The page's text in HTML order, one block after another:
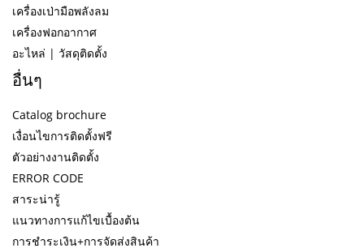
เครื่องเป่ามือพลังลม
เครื่องฟอกอากาศ
อะไหล่ | วัสดุติดตั้ง
อื่นๆ
Catalog brochure
เงื่อนไขการติดตั้งฟรี
ตัวอย่างงานติดตั้ง
ERROR CODE
สาระน่ารู้
แนวทางการแก้ไขเบื้องต้น
การชำระเงิน+การจัดส่งสินค้า